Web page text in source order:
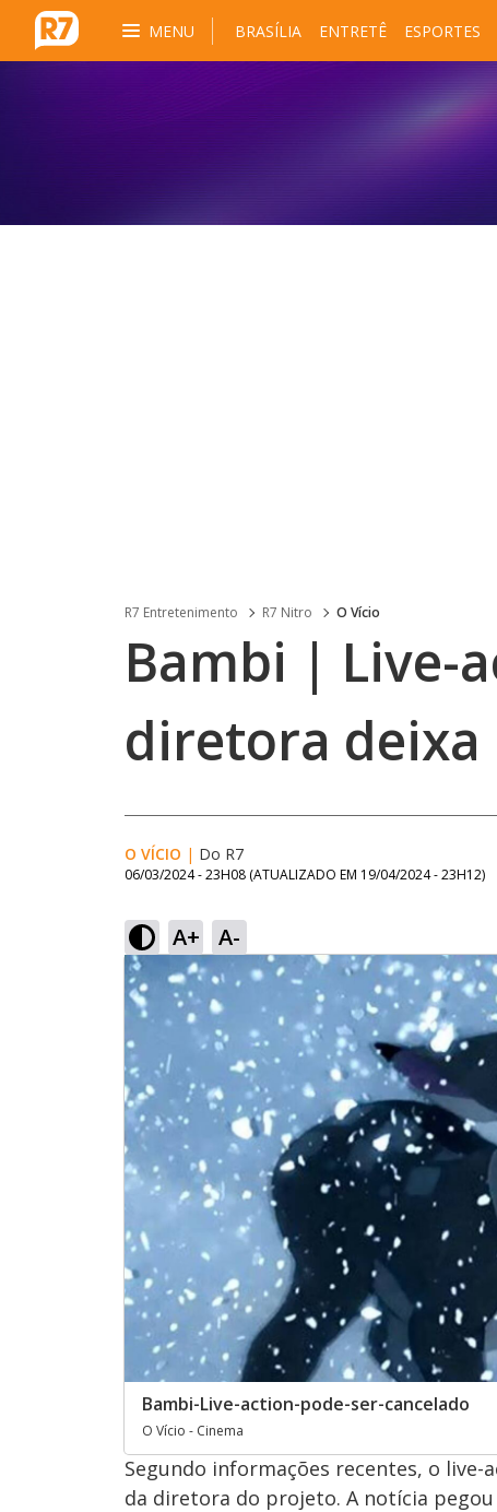
MENU BRASÍLIA ENTRETÊ ESPORTES
R7 Entretenimento R7 Nitro O Vício
Bambi | Live-
diretora
O VÍCIO | Do R7
06/03/2024 - 23H08 (ATUALIZADO EM 19/04/2024 - 23H12)
A+ A-
Bambi-Live-action-pode-ser-cancelado
O Vício - Cinema
Segundo informações recentes, o
da diretora do projeto. A notícia